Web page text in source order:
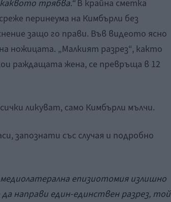
трябва.“В крайна сметка
перинеума на Кимбърли без
защо го прави. Във видеото ясно
ножицата. „Малкият разрез“, както
раждащата жена, се превръща в 12
ликуват, само Кимбърли мълчи.
запознати със случая и подробно
епизиотомия излишно
направи един-единствен разрез, той